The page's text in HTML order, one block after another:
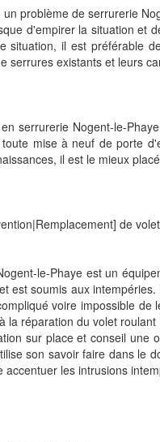
problème de serrurerie
d'empirer la situation et
situation, il est préférable
serrures existants et leurs
serrurerie Nogent-le-
mise à neuf de porte
il est le mieux
de
le-Phaye est un
est soumis aux
voire impossible
la réparation du volet roulant
sur place et conseil une
son savoir faire dans le
accentuer les intrusions